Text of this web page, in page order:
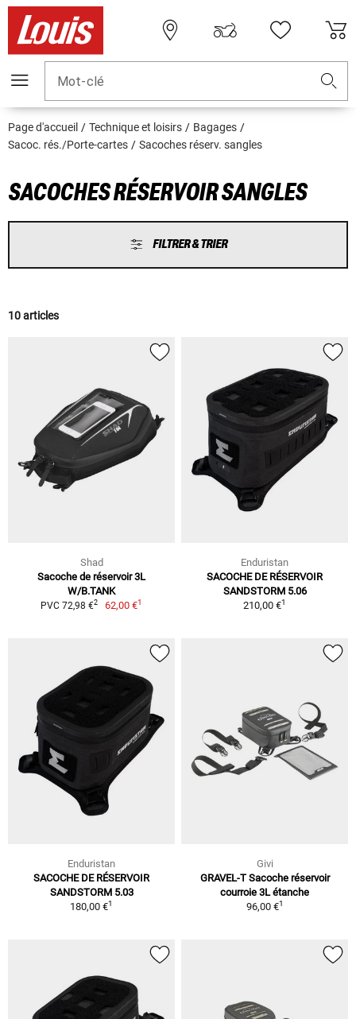
Mot-clé
Page d'accueil Technique et loisirs
Bagages
Sacoc. rés./Porte-cartes
Sacoches réserv. sangles
SACOCHES RÉSERVOIR SANGLES
FILTRER & TRIER
10 articles
Shad
Sacoche de réservoir 3L
W/B.TANK
PVC 72,98 €2 62,00 €1
Enduristan
SACOCHE DE RÉSERVOIR
SANDSTORM 5.06
210,00 €1
Enduristan
SACOCHE DE RÉSERVOIR
SANDSTORM 5.03
180,00 €1
Givi
GRAVEL-T Sacoche réservoir
courroie 3L étanche
96,00 €1